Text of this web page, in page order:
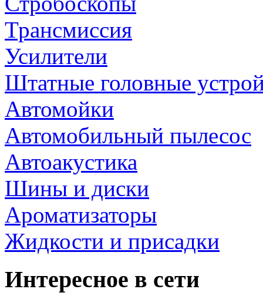
Трансмиссия
Усилители
Штатные головные
Автомойки
Автомобильный пылесос
Автоакустика
Шины и диски
Ароматизаторы
Жидкости и присадки
Интересное в сети